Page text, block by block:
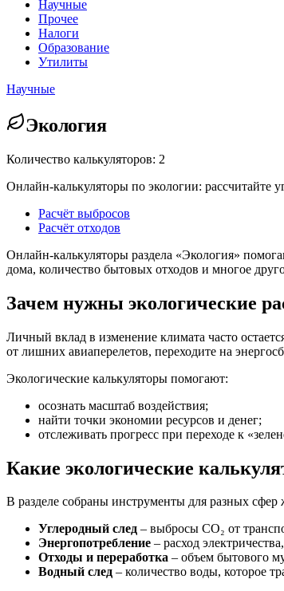
Научные
Прочее
Налоги
Образование
Утилиты
Научные
Экология
Количество калькуляторов: 2
Онлайн-калькуляторы по экологии: рассчитайте
Расчёт выбросов
Расчёт отходов
Онлайн-калькуляторы раздела «Экология»
дома, количество бытовых отходов и многое
Зачем нужны экологические
Личный вклад в изменение климата часто
от лишних авиаперелетов, переходите на
Экологические калькуляторы помогают:
осознать масштаб воздействия;
найти точки экономии ресурсов и денег;
отслеживать прогресс при переходе к
Какие экологические
В разделе собраны инструменты для разных сфер
Углеродный след – выбросы CO₂ от
Энергопотребление – расход
Отходы и переработка – объем бытового
Водный след – количество воды, которое